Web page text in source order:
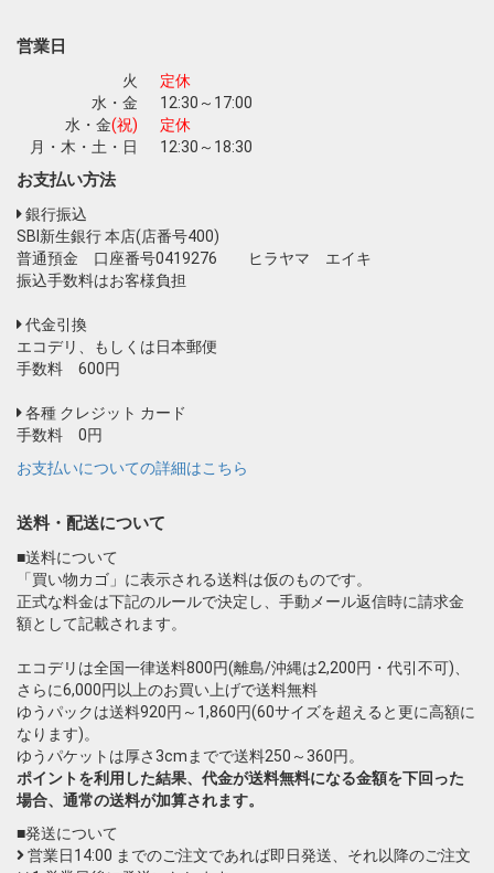
営業日
火
定休
水・金
12:30～17:00
水・金(祝)
定休
月・木・土・日
12:30～18:30
お支払い方法
銀行振込
SBI新生銀行 本店(店番号400)
普通預金 口座番号0419276 ヒラヤマ エイキ
振込手数料はお客様負担
代金引換
エコデリ、もしくは日本郵便
手数料 600円
各種 クレジット カード
手数料 0円
お支払いについての詳細はこちら
送料・配送について
■送料について
「買い物カゴ」に表示される送料は仮のものです。
正式な料金は下記のルールで決定し、手動メール返信時に請求金
額として記載されます。
エコデリは全国一律送料800円(離島/沖縄は2,200円・代引不可)、
さらに6,000円以上のお買い上げで送料無料
ゆうパックは送料920円～1,860円(60サイズを超えると更に高額に
なります)。
ゆうパケットは厚さ3cmまでで送料250～360円。
ポイントを利用した結果、代金が送料無料になる金額を下回った
場合、通常の送料が加算されます。
■発送について
営業日14:00 までのご注文であれば即日発送、それ以降のご注文